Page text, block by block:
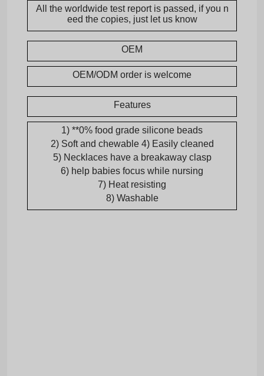
All the worldwide test report is passed, if you n
eed the copies, just let us know
OEM
OEM/ODM order is welcome
Features
1) **0% food grade silicone beads
2) Soft and chewable 4) Easily cleaned
5) Necklaces have a breakaway clasp
6) help babies focus while nursing
7) Heat resisting
8) Washable